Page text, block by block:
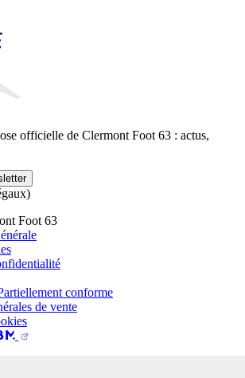
officielle de Clermont Foot 63 : actus,
Foot 63
conforme
de vente